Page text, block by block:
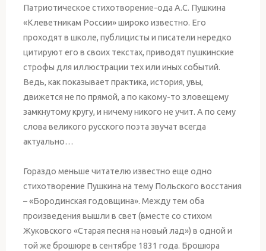
Патриотическое стихотворение-ода А.С. Пушкина
«Клеветникам России» широко известно. Его
проходят в школе, публицисты и писатели нередко
цитируют его в своих текстах, приводят пушкинские
строфы для иллюстрации тех или иных событий.
Ведь, как показывает практика, история, увы,
движется не по прямой, а по какому-то зловещему
замкнутому кругу, и ничему никого не учит. А по сему
слова великого русского поэта звучат всегда
актуально…
Гораздо меньше читателю известно еще одно
стихотворение Пушкина на тему Польского восстания
– «Бородинская годовщина». Между тем оба
произведения вышли в свет (вместе со стихом
Жуковского «Старая песня на новый лад») в одной и
той же брошюре в сентябре 1831 года. Брошюра